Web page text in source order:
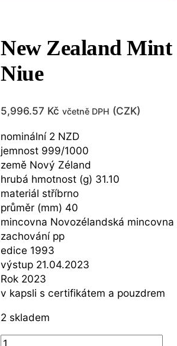
New Zealand Mint
Niue
5,996.57 Kč včetně DPH (CZK)
nominální 2 NZD
jemnost 999/1000
země Nový Zéland
hrubá hmotnost (g) 31.10
materiál stříbrno
průměr (mm) 40
mincovna Novozélandská mincovna
zachování pp
edice 1993
výstup 21.04.2023
Rok 2023
v kapsli s certifikátem a pouzdrem
2 skladem
New